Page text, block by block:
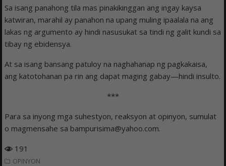
Sa isang panahong tila mas pinakikinggan ang ingay kaysa
katwiran, marahil ay panahon na upang muling ipaalala na ang
lakas ng argumento ay hindi nasusukat sa tindi ng galit kundi sa
tibay ng ebidensya.
At sa isang bansang patuloy na naghahanap ng pagkakaisa,
ang katotohanan pa rin ang dapat maging gabay—hindi insulto.
***
Para sa inyong mga suhestyon, reaksyon at opinyon, sumulat
o magmensahe sa bampurisima@yahoo.com.
191
OPINYON